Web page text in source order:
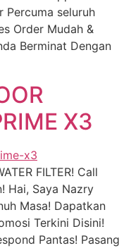
Percuma seluruh
Order Mudah &
Berminat Dengan
X3
FILTER! Call
Hai, Saya Nazry
Masa! Dapatkan
Terkini Disini!
Pantas! Pasang